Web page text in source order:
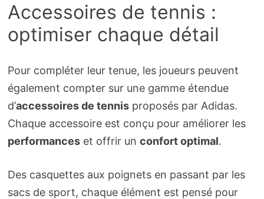
Accessoires de tennis :
optimiser chaque détail
Pour compléter leur tenue, les joueurs peuvent
également compter sur une gamme étendue
d’accessoires de tennisproposés par Adidas.
Chaque accessoire est conçu pour améliorer les
performanceset offrir un confort optimal.
Des casquettes aux poignets en passant par les
sacs de sport, chaque élément est pensé pour